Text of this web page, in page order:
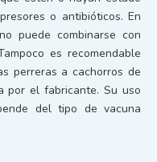
o antibióticos. En
puede combinarse con
es recomendable
perreras a cachorros de
por el fabricante. Su uso
del tipo de vacuna